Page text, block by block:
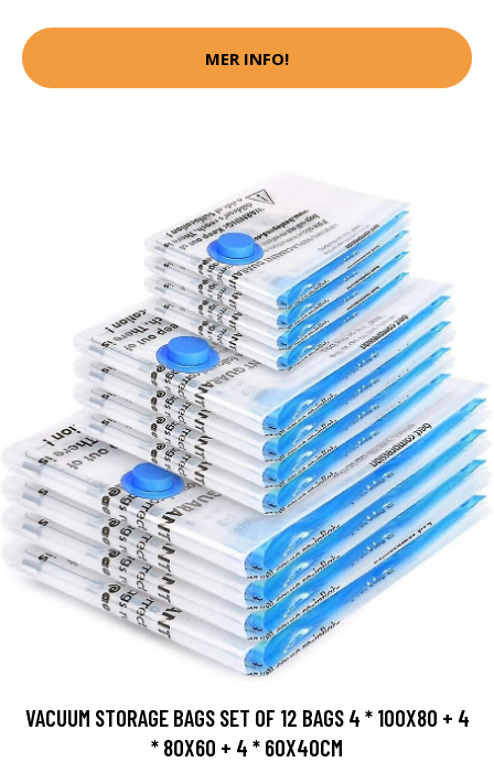
MER INFO!
VACUUM STORAGE BAGS SET OF 12 BAGS 4 * 100X80 + 4
* 80X60 + 4 * 60X40CM